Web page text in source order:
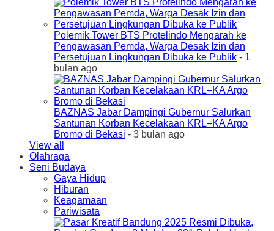
Polemik Tower BTS Protelindo Mengarah ke
Pengawasan Pemda, Warga Desak Izin dan
Persetujuan Lingkungan Dibuka ke Publik - 1
bulan ago
BAZNAS Jabar Dampingi Gubernur Salurkan
Santunan Korban Kecelakaan KRL–KA Argo
Bromo di Bekasi - 3 bulan ago
View all
Olahraga
Seni Budaya
Gaya Hidup
Hiburan
Keagamaan
Pariwisata